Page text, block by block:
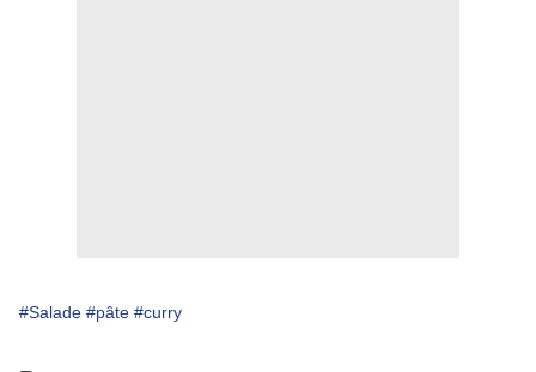
#Salade #pâte #curry